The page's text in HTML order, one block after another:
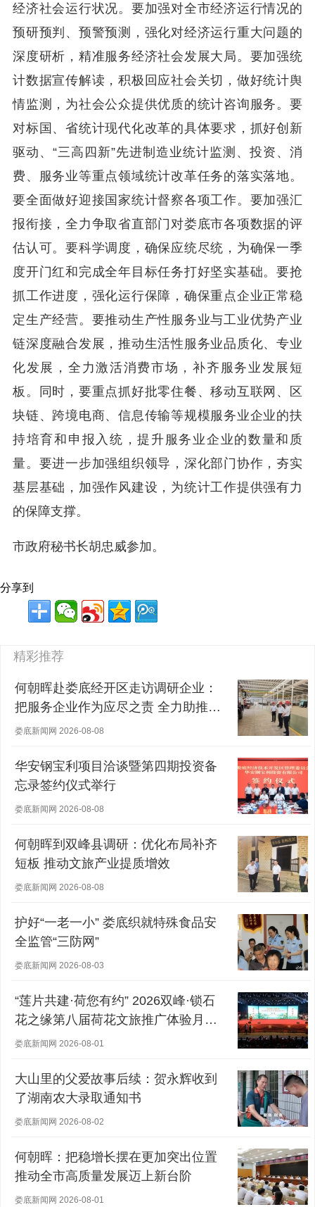
经济社会运行状况。要加强对全市经济运行情况的
预研预判、预警预测，强化对经济运行重大问题的
深度研析，精准服务经济社会发展大局。要加强统
计数据宣传解读，积极回应社会关切，做好统计舆
情监测，为社会公众提供优质的统计咨询服务。要
对标国、省统计现代化改革的具体要求，抓好创新
驱动、“三高四新”先进制造业统计监测、投资、消
费、服务业等重点领域统计改革任务的落实落地。
要全面做好迎接国家统计督察各项工作。要加强汇
报衔接，全力争取省直部门对娄底市各项数据的评
估认可。要科学调度，确保应统尽统，为确保一季
度开门红和完成全年目标任务打好坚实基础。要抢
抓工作进度，强化运行保障，确保重点企业正常稳
定生产经营。要推动生产性服务业与工业优势产业
链深度融合发展，推动生活性服务业品质化、专业
化发展，全力激活消费市场，补齐服务业发展短
板。同时，要重点抓好批零住餐、移动互联网、区
块链、跨境电商、信息传输等规模服务业企业的扶
持培育和申报入统，提升服务业企业的数量和质
量。要进一步加强组织领导，深化部门协作，夯实
基层基础，加强作风建设，为统计工作提供强有力
的保障支撑。
市政府秘书长胡忠威参加。
分享到
精彩推荐
何朝晖赴娄底经开区走访调研企业：
把服务企业作为应尽之责 全力助推经
营主体稳健发展
娄底新闻网 2026-08-08
华安钢宝利项目洽谈暨第四期投资备
忘录签约仪式举行
娄底新闻网 2026-08-08
何朝晖到双峰县调研：优化布局补齐
短板 推动文旅产业提质增效
娄底新闻网 2026-08-08
护好“一老一小” 娄底织就特殊食品安
全监管“三防网”
娄底新闻网 2026-08-03
“莲片共建·荷您有约” 2026双峰·锁石
花之缘第八届荷花文旅推广体验月盛
大开幕
娄底新闻网 2026-08-01
大山里的父爱故事后续：贺永辉收到
了湖南农大录取通知书
娄底新闻网 2026-08-02
何朝晖：把稳增长摆在更加突出位置
推动全市高质量发展迈上新台阶
娄底新闻网 2026-08-01